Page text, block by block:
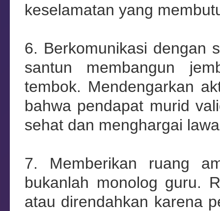
keselamatan yang
6. Berkomunikasi dengan
santun membangun
tembok. Mendengarkan
bahwa pendapat murid
sehat dan menghargai
7. Memberikan ruang
bukanlah monolog guru.
atau direndahkan karena